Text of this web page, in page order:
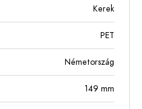
Kerek
PET
Németország
149 mm